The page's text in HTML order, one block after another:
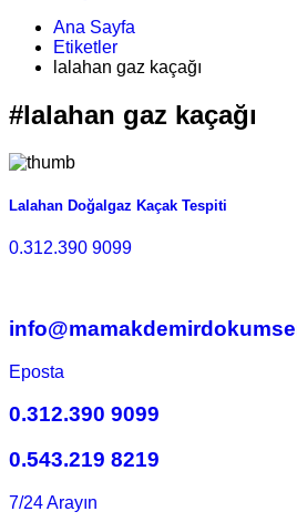
Ana Sayfa
Etiketler
lalahan gaz kaçağı
#lalahan gaz kaçağı
Lalahan Doğalgaz Kaçak Tespiti
0.312.390 9099
Eposta
0.312.390 9099
0.543.219 8219
7/24 Arayın